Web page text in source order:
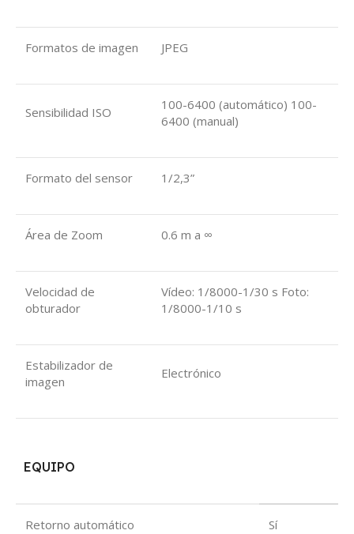
Formatos de imagen JPEG
Sensibilidad ISO
100-6400 (automático) 100-
6400 (manual)
Formato del sensor 1/2,3”
Área de Zoom 0.6 m a ∞
Velocidad de
obturador
Vídeo: 1/8000-1/30 s Foto:
1/8000-1/10 s
Estabilizador de
imagen
Electrónico
EQUIPO
Retorno automático Sí